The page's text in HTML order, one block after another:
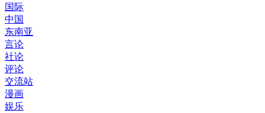
国际
中国
东南亚
言论
社论
评论
交流站
漫画
娱乐